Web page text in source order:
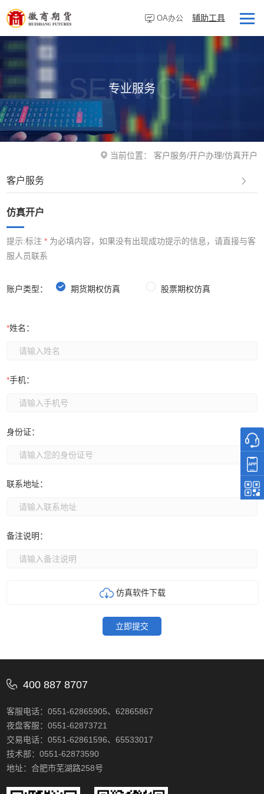
辅助工具
OA办公
走进徽商
客户服务
研究资讯
业务板块
SERVICE
专业服务
当前位置： 客户服务/开户办理/仿真开户
客户服务
仿真开户
提示:标注* 为必填内容，如果没有出现成功提示的信息，请直接与客
服人员联系
账户类型： 期货期权仿真 股票期权仿真
*姓名：
*手机：
身份证：
联系地址：
备注说明：
仿真软件下载
立即提交
400 887 8707
客服电话：0551-62865905、62865867
夜盘客服：0551-62873721
交易电话：0551-62861596、65533017
技术部：0551-62873590
地址：合肥市芜湖路258号